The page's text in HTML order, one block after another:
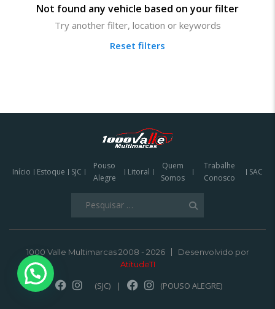
Not found any vehicle based on your filter
Try another filter, location or keywords
Reset filters
Início Estoque SJC
Pouso
Alegre
Litoral
Quem
Somos
Trabalhe
Conosco
SAC
1000 Valle Multimarcas 2008 - 2026
Desenvolvido por
AtitudeTI
(SJC) | (POUSO ALEGRE)